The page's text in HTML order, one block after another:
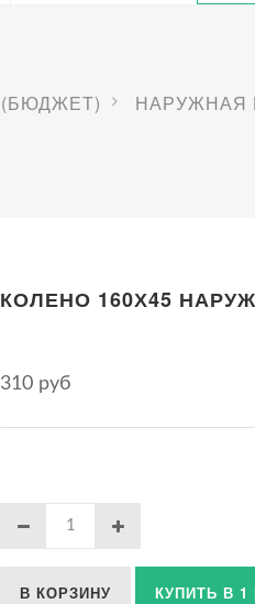
НАРУЖНАЯ
КОЛЕНО 160Х45
310 руб
В КОРЗИНУ КУПИТЬ В 1